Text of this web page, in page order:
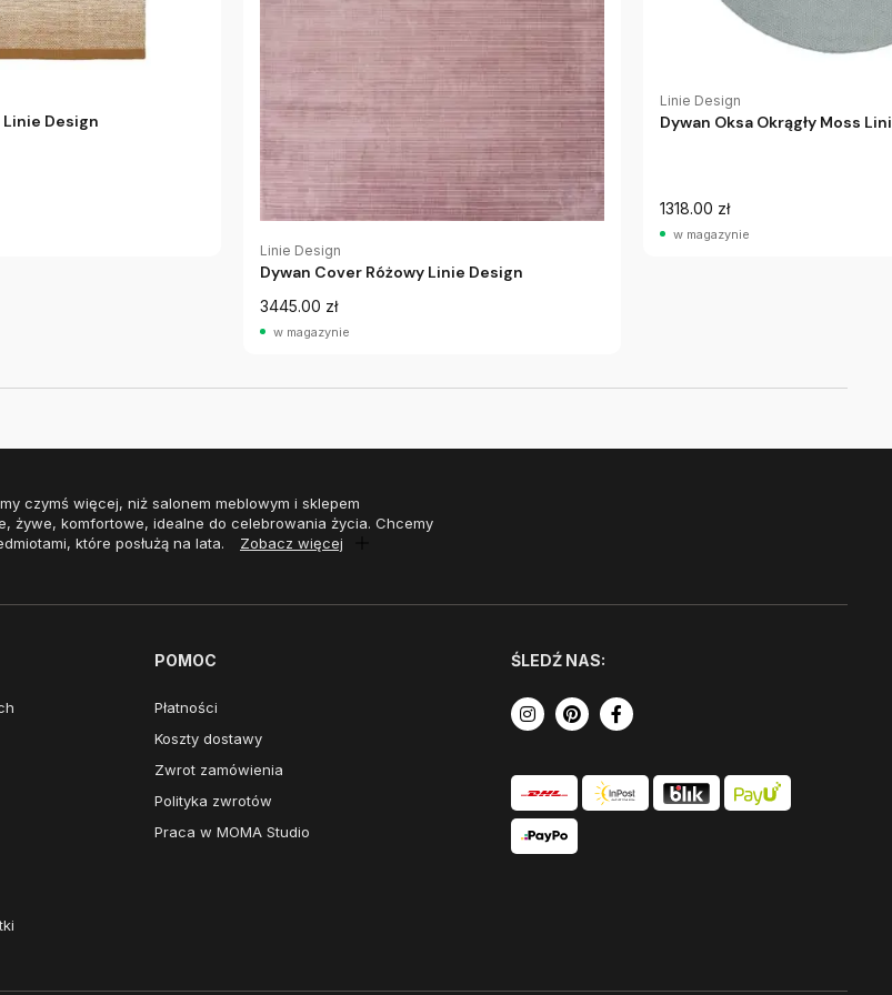
Design
Linie Design
Dywan Cover Różowy Linie Design
3445.00 zł
w magazynie
Linie Design
Dywan Oksa Okrągły Moss
1318.00 zł
w magazynie
czymś więcej, niż salonem meblowym i sklepem
żywe, komfortowe, idealne do celebrowania życia. Chcemy
które posłużą na lata.
Zobacz więcej
POMOC
Płatności
Koszty dostawy
Zwrot zamówienia
Polityka zwrotów
Praca w MOMA Studio
ŚLEDŹ NAS: